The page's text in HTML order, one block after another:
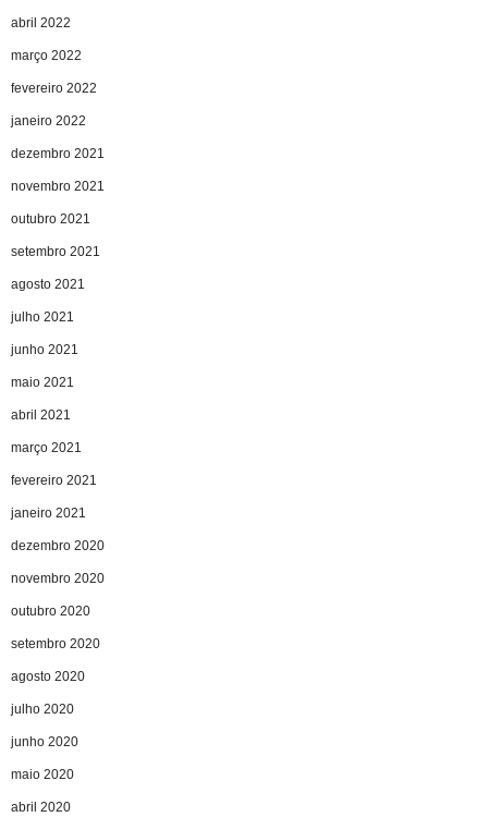
abril 2022
março 2022
fevereiro 2022
janeiro 2022
dezembro 2021
novembro 2021
outubro 2021
setembro 2021
agosto 2021
julho 2021
junho 2021
maio 2021
abril 2021
março 2021
fevereiro 2021
janeiro 2021
dezembro 2020
novembro 2020
outubro 2020
setembro 2020
agosto 2020
julho 2020
junho 2020
maio 2020
abril 2020